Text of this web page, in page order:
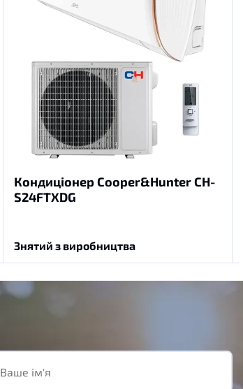
Кондиціонер Cooper&Hunter CH-
S24FTXDG
Знятий з виробництва